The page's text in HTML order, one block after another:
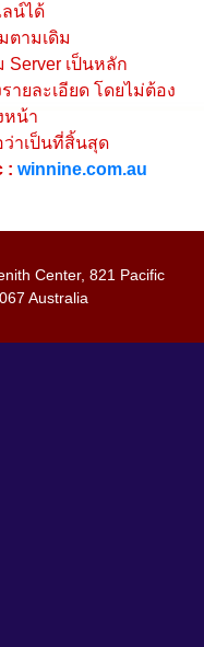
น์ได้
ตามเดิม
Server เป็นหลัก
ยละเอียด โดยไม่ต้อง
หน้า
าเป็นที่สิ้นสุด
: winnine.com.au
Center, 821 Pacific
Australia